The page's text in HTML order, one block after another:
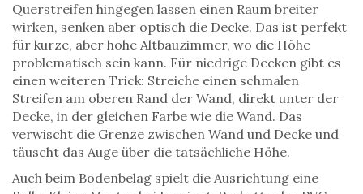
Querstreifen hingegen lassen einen Raum breiter
wirken, senken aber optisch die Decke. Das ist perfekt
für kurze, aber hohe Altbauzimmer, wo die Höhe
problematisch sein kann. Für niedrige Decken gibt es
einen weiteren Trick: Streiche einen schmalen
Streifen am oberen Rand der Wand, direkt unter der
Decke, in der gleichen Farbe wie die Wand. Das
verwischt die Grenze zwischen Wand und Decke und
täuscht das Auge über die tatsächliche Höhe.
Auch beim Bodenbelag spielt die Ausrichtung eine